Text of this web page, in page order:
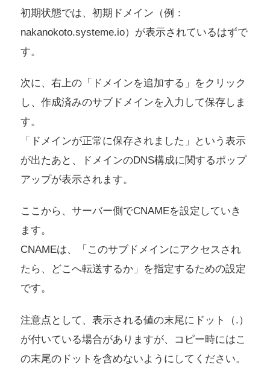
初期状態では、初期ドメイン（例：
nakanokoto.systeme.io）が表示されているはずで
す。
次に、右上の「ドメインを追加する」をクリック
し、作成済みのサブドメインを入力して保存しま
す。
「ドメインが正常に保存されました」という表示
が出たあと、ドメインのDNS構成に関するポップ
アップが表示されます。
ここから、サーバー側でCNAMEを設定していき
ます。
CNAMEは、「このサブドメインにアクセスされ
たら、どこへ転送するか」を指定するための設定
です。
注意点として、表示される値の末尾にドット（.）
が付いている場合がありますが、コピー時にはこ
の末尾のドットを含めないようにしてください。